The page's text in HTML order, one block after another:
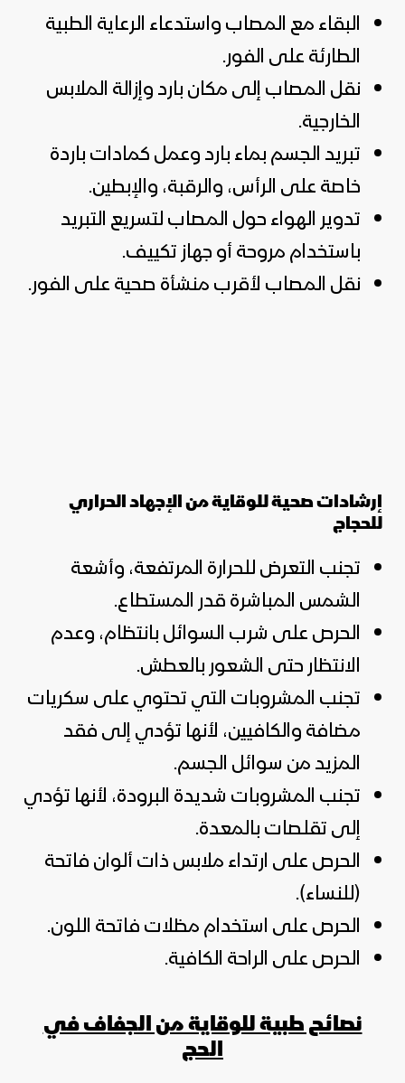
البقاء مع المصاب واستدعاء الرعاية الطبية
الطارئة على الفور.
نقل المصاب إلى مكان بارد وإزالة الملابس
الخارجية.
تبريد الجسم بماء بارد وعمل كمادات باردة
خاصة على الرأس، والرقبة، والإبطين.
تدوير الهواء حول المصاب لتسريع التبريد
باستخدام مروحة أو جهاز تكييف.
نقل المصاب لأقرب منشأة صحية على الفور.
إرشادات صحية للوقاية من الإجهاد الحراري
للحجاج
تجنب التعرض للحرارة المرتفعة، وأشعة
الشمس المباشرة قدر المستطاع.
الحرص على شرب السوائل بانتظام، وعدم
الانتظار حتى الشعور بالعطش.
تجنب المشروبات التي تحتوي على سكريات
مضافة والكافيين، لأنها تؤدي إلى فقد
المزيد من سوائل الجسم.
تجنب المشروبات شديدة البرودة، لأنها تؤدي
إلى تقلصات بالمعدة.
الحرص على ارتداء ملابس ذات ألوان فاتحة
(للنساء).
الحرص على استخدام مظلات فاتحة اللون.
الحرص على الراحة الكافية.
نصائح طبية للوقاية من الجفاف في
الحج